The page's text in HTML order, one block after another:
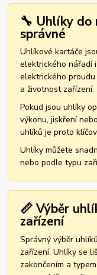
🔧 Uhlíky do
správné
Uhlíkové kartáče
elektrického nářadí
elektrického
a životnost zařízení.
Pokud jsou uhlíky
výkonu, jiskření
uhlíků je proto
Uhlíky můžete
nebo podle typu
📏 Výběr
zařízení
Správný výběr
zařízení. Uhlíky se
zakončením a